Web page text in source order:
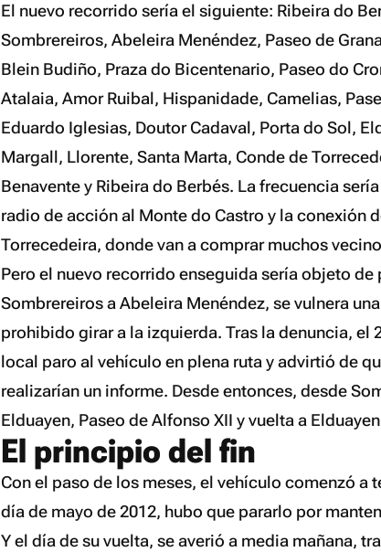
El nuevo recorrido sería el siguiente: Ribeira do
Sombrereiros, Abeleira Menéndez, Paseo de
Blein Budiño, Praza do Bicentenario, Paseo do
Atalaia, Amor Ruibal, Hispanidade, Camelias,
Eduardo Iglesias, Doutor Cadaval, Porta do Sol,
Margall, Llorente, Santa Marta, Conde de
Benavente y Ribeira do Berbés. La frecuencia
radio de acción al Monte do Castro y la conexión
Torrecedeira, donde van a comprar muchos
Pero el nuevo recorrido enseguida sería objeto
Sombrereiros a Abeleira Menéndez, se vulnera
prohibido girar a la izquierda. Tras la denuncia, el
local paro al vehículo en plena ruta y advirtió de
realizarían un informe. Desde entonces, desde
Elduayen, Paseo de Alfonso XII y vuelta a
El principio del fin
Con el paso de los meses, el vehículo comenzó a
día de mayo de 2012, hubo que pararlo por
Y el día de su vuelta, se averió a media mañana,